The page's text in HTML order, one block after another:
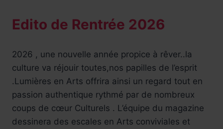
Edito de Rentrée 2026
2026 , une nouvelle année propice à rêver..la
culture va réjouir toutes,nos papilles de l’esprit
.Lumières en Arts offrira ainsi un regard tout en
passion authentique rythmé par de nombreux
coups de cœur Culturels . L’équipe du magazine
dessinera des escales en Arts conviviales et